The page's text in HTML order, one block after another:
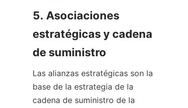
5. Asociaciones
estratégicas y cadena
de suministro
Las alianzas estratégicas son la
base de la estrategia de la
cadena de suministro de la